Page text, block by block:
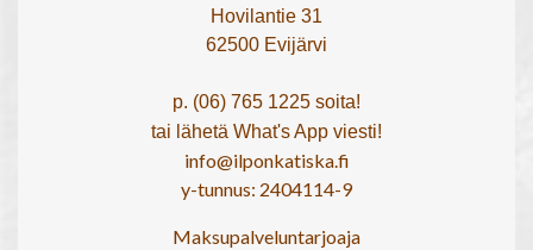
Hovilantie 31
62500 Evijärvi
p. (06) 765 1225 soita!
tai lähetä What's App viesti!
info@ilponkatiska.fi
y-tunnus: 2404114-9
Maksupalveluntarjoaja